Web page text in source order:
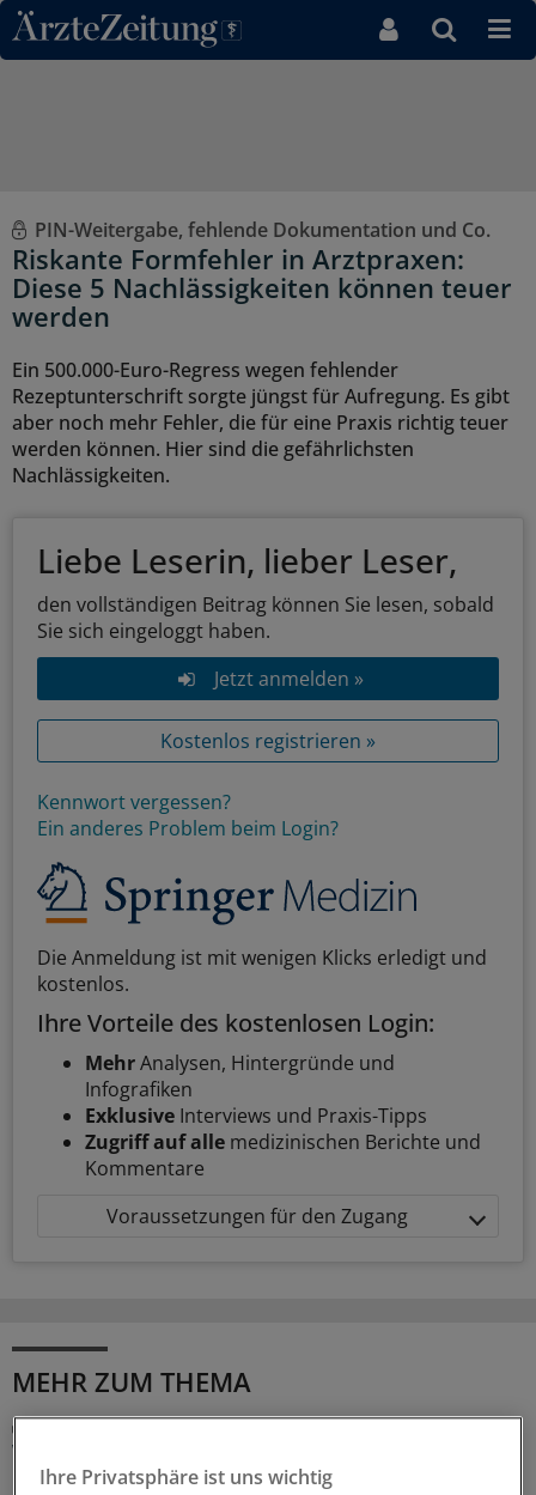
Direkt zum Inhaltsbereich
PIN-Weitergabe, fehlende Dokumentation und Co.
Riskante Formfehler in Arztpraxen:
Diese 5 Nachlässigkeiten können teuer
werden
Ein 500.000-Euro-Regress wegen fehlender
Rezeptunterschrift sorgte jüngst für Aufregung. Es gibt
aber noch mehr Fehler, die für eine Praxis richtig teuer
werden können. Hier sind die gefährlichsten
Nachlässigkeiten.
Liebe Leserin, lieber Leser,
den vollständigen Beitrag können Sie lesen, sobald
Sie sich eingeloggt haben.
Jetzt anmelden »
Kostenlos registrieren »
Kennwort vergessen?
Ein anderes Problem beim Login?
Die Anmeldung ist mit wenigen Klicks erledigt und
kostenlos.
Ihre Vorteile des kostenlosen Login:
MehrAnalysen, Hintergründe und
Infografiken
Exklusive Interviews und Praxis-Tipps
Zugriff auf alle medizinischen Berichte und
Kommentare
Voraussetzungen für den Zugang
MEHR ZUM THEMA
Dermatologin Yael Adler gibt Tipps
Wie man Hypochondern in der Praxis am besten
begegnet
Ihre Privatsphäre ist uns wichtig